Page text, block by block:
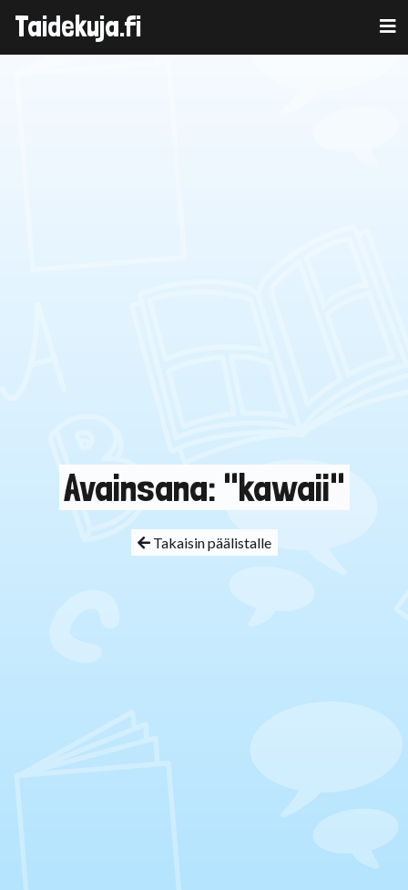
Skip
Taidekuja.fi
Avainsana: "kawaii"
Takaisin päälistalle